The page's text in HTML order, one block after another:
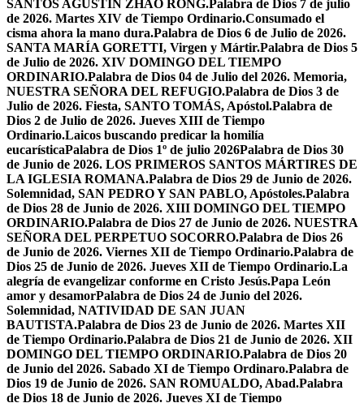
SANTOS AGUSTÍN ZHAO RONG.Palabra de Dios 7 de julio
de 2026. Martes XIV de Tiempo Ordinario.Consumado el
cisma ahora la mano dura.Palabra de Dios 6 de Julio de 2026.
SANTA MARÍA GORETTI, Virgen y Mártir.Palabra de Dios 5
de Julio de 2026. XIV DOMINGO DEL TIEMPO
ORDINARIO.Palabra de Dios 04 de Julio del 2026. Memoria,
NUESTRA SEÑORA DEL REFUGIO.Palabra de Dios 3 de
Julio de 2026. Fiesta, SANTO TOMÁS, Apóstol.Palabra de
Dios 2 de Julio de 2026. Jueves XIII de Tiempo
Ordinario.Laicos buscando predicar la homilía
eucarísticaPalabra de Dios 1º de julio 2026Palabra de Dios 30
de Junio de 2026. LOS PRIMEROS SANTOS MÁRTIRES DE
LA IGLESIA ROMANA.Palabra de Dios 29 de Junio de 2026.
Solemnidad, SAN PEDRO Y SAN PABLO, Apóstoles.Palabra
de Dios 28 de Junio de 2026. XIII DOMINGO DEL TIEMPO
ORDINARIO.Palabra de Dios 27 de Junio de 2026. NUESTRA
SEÑORA DEL PERPETUO SOCORRO.Palabra de Dios 26
de Junio de 2026. Viernes XII de Tiempo Ordinario.Palabra de
Dios 25 de Junio de 2026. Jueves XII de Tiempo Ordinario.La
alegría de evangelizar conforme en Cristo Jesús.Papa León
amor y desamorPalabra de Dios 24 de Junio del 2026.
Solemnidad, NATIVIDAD DE SAN JUAN
BAUTISTA.Palabra de Dios 23 de Junio de 2026. Martes XII
de Tiempo Ordinario.Palabra de Dios 21 de Junio de 2026. XII
DOMINGO DEL TIEMPO ORDINARIO.Palabra de Dios 20
de Junio del 2026. Sabado XI de Tiempo Ordinaro.Palabra de
Dios 19 de Junio de 2026. SAN ROMUALDO, Abad.Palabra
de Dios 18 de Junio de 2026. Jueves XI de Tiempo